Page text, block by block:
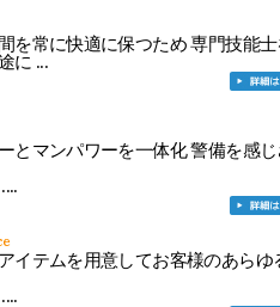
を常に快適に保つため 専門技能
に ...
とマンパワーを一体化 警備を感
イテムを用意してお客様のあらゆ